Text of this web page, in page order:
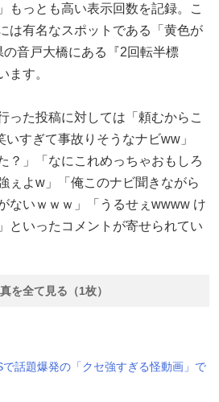
もっとも高い表示回数を記録。こ
は有名なスポットである「黄色が
音戸大橋にある『2回転半標
ます。
った投稿に対しては「頼むからこ
すぎて事故りそうなナビww」
？」「なにこれめっちゃおもしろ
ぇよw」「俺このナビ聞きながら
ないｗｗｗ」「うるせぇwwww け
といったコメントが寄せられてい
を全て見る（1枚）
話題爆発の「クセ強すぎる怪動画」で